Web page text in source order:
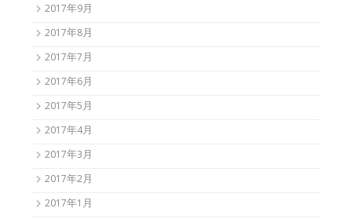
2017年9月
2017年8月
2017年7月
2017年6月
2017年5月
2017年4月
2017年3月
2017年2月
2017年1月